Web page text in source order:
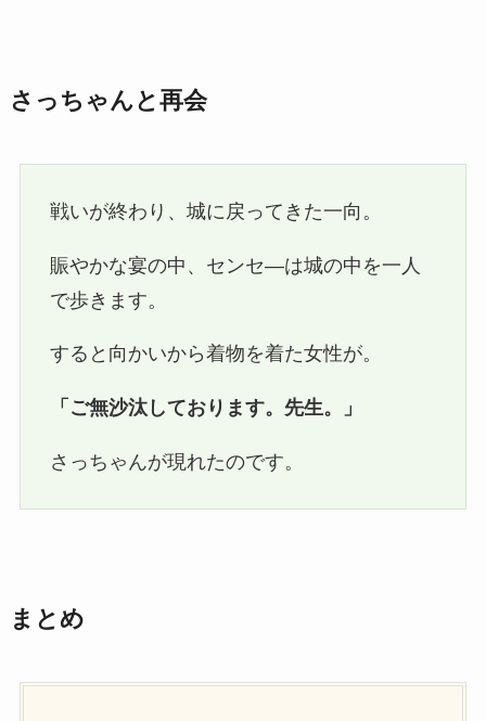
さっちゃんと再会
戦いが終わり、城に戻ってきた一向。
賑やかな宴の中、センセ―は城の中を一人
で歩きます。
すると向かいから着物を着た女性が。
「ご無沙汰しております。先生。」
さっちゃんが現れたのです。
まとめ